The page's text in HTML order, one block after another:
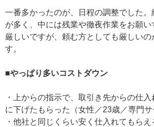
一番多かったのが、日程の調整でした。
が多く、中には残業や徹夜作業をお願い
厳しいですが、頼む方としても厳しい
す。
■やっぱり多いコストダウン
・上からの指示で、取引き先からの仕
に下げたもらった（女性／23歳／専門サ
・他社と同じくらい安く仕入れてもら